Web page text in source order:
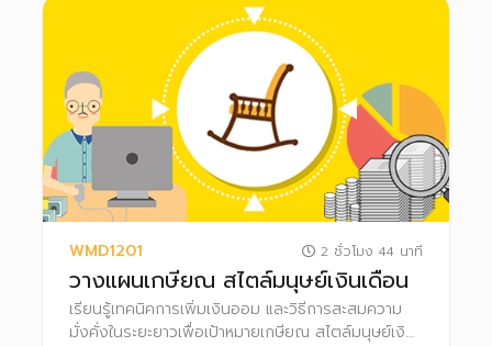
WMD1201 2 ชั่วโมง 44 นาที
วางแผนเกษียณ สไตล์มนุษย์เงินเดือน
เรียนรู้เทคนิคการเพิ่มเงินออม และวิธีการสะสมความ
มั่งคั่งในระยะยาวเพื่อเป้าหมายเกษียณ สไตล์มนุษย์เงิน